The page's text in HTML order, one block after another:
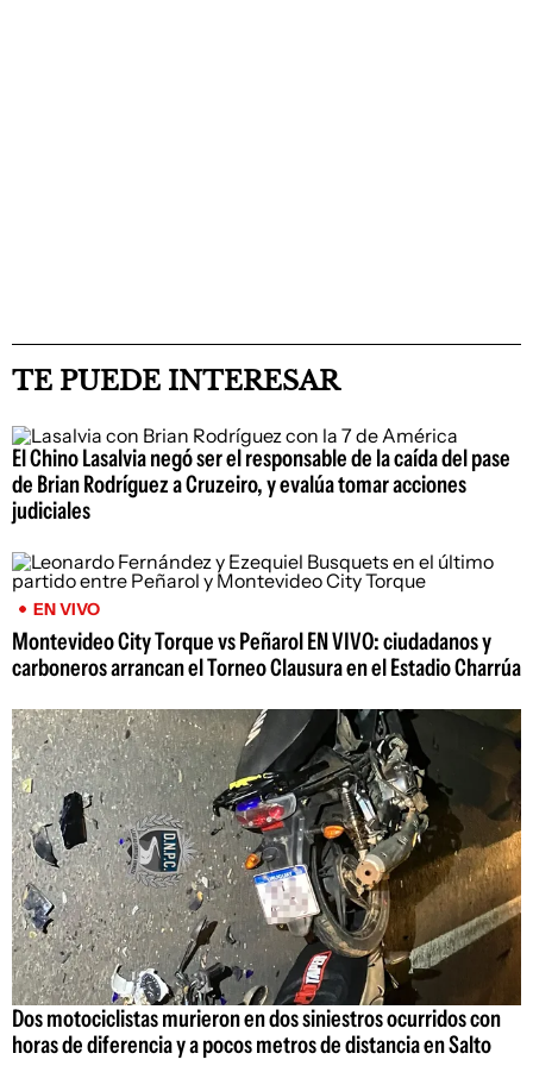
TE PUEDE INTERESAR
El Chino Lasalvia negó ser el responsable de la caída del pase
de Brian Rodríguez a Cruzeiro, y evalúa tomar acciones
judiciales
EN VIVO
Montevideo City Torque vs Peñarol EN VIVO: ciudadanos y
carboneros arrancan el Torneo Clausura en el Estadio Charrúa
Dos motociclistas murieron en dos siniestros ocurridos con
horas de diferencia y a pocos metros de distancia en Salto